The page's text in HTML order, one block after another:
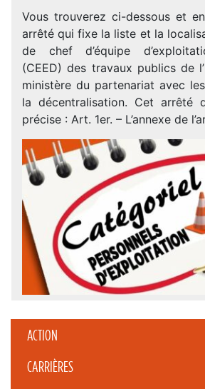
ACTION
CARRIÈRES
Vous trouverez ci-dessous et
arrêté qui fixe la liste et la
de chef d’équipe
(CEED) des travaux publics de
ministère du partenariat avec
la décentralisation. Cet arrêté
précise : Art. 1er. – L’annexe de